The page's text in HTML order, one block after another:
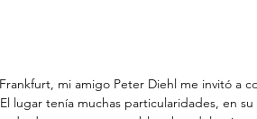
mi amigo Peter Diehl me invitó a
lugar tenía muchas particularidades, en